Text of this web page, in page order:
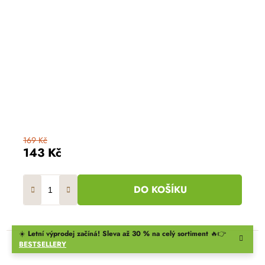
☀️ Letní výprodej začíná! Sleva až 30 % na celý sortiment 🔥👉
BESTSELLERY
143 Kč
169 Kč
DO KOŠÍKU